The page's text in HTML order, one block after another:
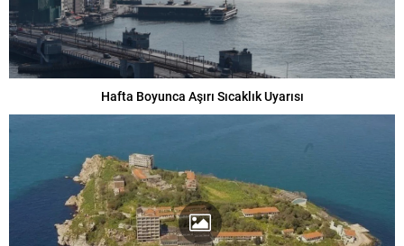
Hafta Boyunca Aşırı Sıcaklık Uyarısı